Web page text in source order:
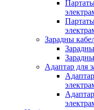
Зарадны
Адаптар для